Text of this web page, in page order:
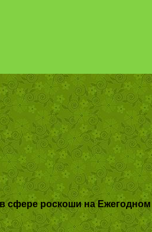
сфере роскоши на